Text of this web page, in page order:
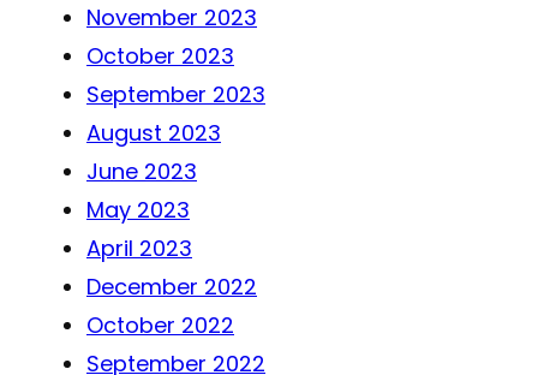
November 2023
October 2023
September 2023
August 2023
June 2023
May 2023
April 2023
December 2022
October 2022
September 2022